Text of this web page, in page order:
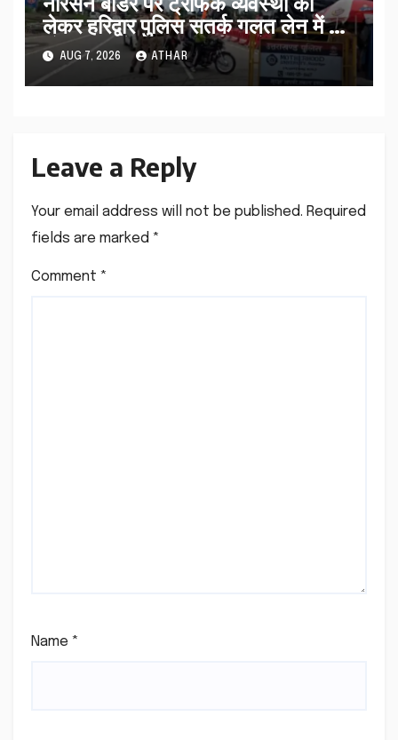
लेकर हरिद्वार पुलिस सतर्क गलत लेन में आ
रहे कांवड़ियों को सही मार्ग पर भेजा…
AUG 7, 2026 ATHAR
Leave a Reply
Your email address will not be published. Required
fields are marked *
Comment *
Name *